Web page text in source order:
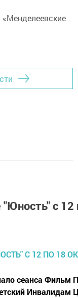
«Менделеевские
с 12
сеанса Фильм
Инвалидам